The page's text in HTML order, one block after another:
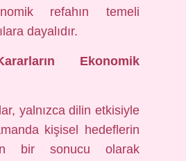
refahın temeli
dayalıdır.
Ekonomik
yalnızca dilin etkisiyle
kişisel hedeflerin
bir sonucu olarak